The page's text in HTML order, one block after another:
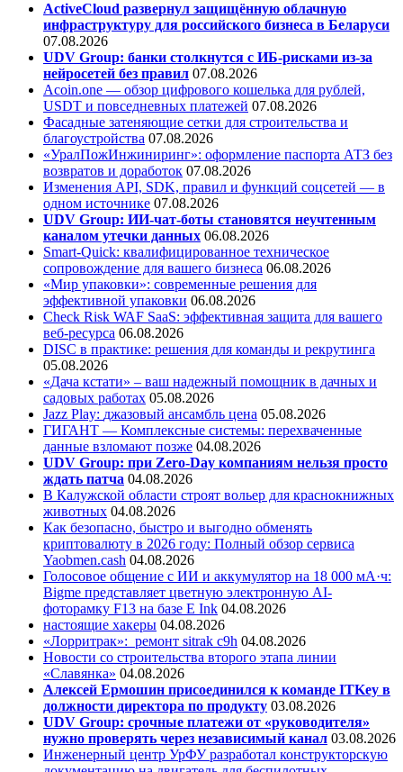
ActiveCloud развернул защищённую облачную
инфраструктуру для российского бизнеса в Беларуси
07.08.2026
UDV Group: банки столкнутся с ИБ-рисками из-за
нейросетей без правил 07.08.2026
Acoin.one — обзор цифрового кошелька для рублей,
USDT и повседневных платежей 07.08.2026
Фасадные затеняющие сетки для строительства и
благоустройства 07.08.2026
«УралПожИнжиниринг»: оформление паспорта АТЗ без
возвратов и доработок 07.08.2026
Изменения API, SDK, правил и функций соцсетей — в
одном источнике 07.08.2026
UDV Group: ИИ-чат-боты становятся неучтенным
каналом утечки данных 06.08.2026
Smart-Quick: квалифицированное техническое
сопровождение для вашего бизнеса 06.08.2026
«Мир упаковки»: современные решения для
эффективной упаковки 06.08.2026
Check Risk WAF SaaS: эффективная защита для вашего
веб-ресурса 06.08.2026
DISC в практике: решения для команды и рекрутинга
05.08.2026
«Дача кстати» – ваш надежный помощник в дачных и
садовых работах 05.08.2026
Jazz Play: джазовый ансамбль цена 05.08.2026
ГИГАНТ — Комплексные системы: перехваченные
данные взломают позже 04.08.2026
UDV Group: при Zero-Day компаниям нельзя просто
ждать патча 04.08.2026
В Калужской области строят вольер для краснокнижных
животных 04.08.2026
Как безопасно, быстро и выгодно обменять
криптовалюту в 2026 году: Полный обзор сервиса
Yaobmen.cash 04.08.2026
Голосовое общение с ИИ и аккумулятор на 18 000 мА·ч:
Bigme представляет цветную электронную AI-
фоторамку F13 на базе E Ink 04.08.2026
настоящие хакеры 04.08.2026
«Лорритрак»: ремонт sitrak c9h 04.08.2026
Новости со строительства второго этапа линии
«Славянка» 04.08.2026
Алексей Ермошин присоединился к команде ITKey в
должности директора по продукту 03.08.2026
UDV Group: срочные платежи от «руководителя»
нужно проверять через независимый канал 03.08.2026
Инженерный центр УрФУ разработал конструкторскую